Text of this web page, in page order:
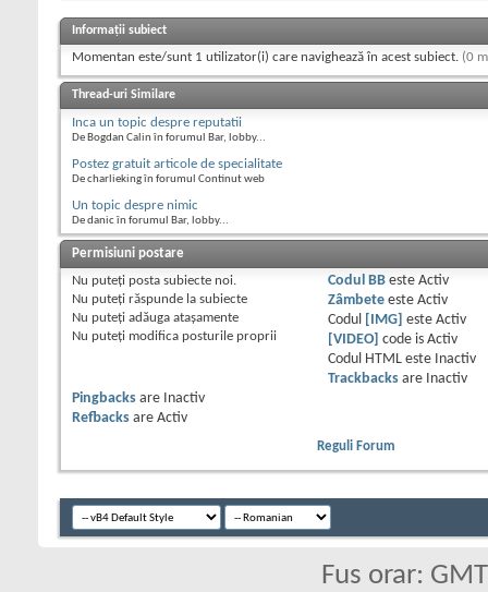
Informații subiect
Momentan este/sunt 1 utilizator(i) care navighează în acest subiect. (0
Thread-uri Similare
Inca un topic despre reputatii
De Bogdan Calin în forumul Bar, lobby...
Postez gratuit articole de specialitate
De charlieking în forumul Continut web
Un topic despre nimic
De danic în forumul Bar, lobby...
Permisiuni postare
Nu puteţi posta subiecte noi.
Nu puteţi răspunde la subiecte
Nu puteţi adăuga ataşamente
Nu puteţi modifica posturile proprii
Codul BBeste Activ
Zâmbeteeste Activ
Codul
[IMG] este Activ
[VIDEO] code is Activ
Codul HTML este
Inactiv
Trackbacksare
Inactiv
Pingbacks are
Inactiv
Refbacks are Activ
Reguli Forum
Fus orar: